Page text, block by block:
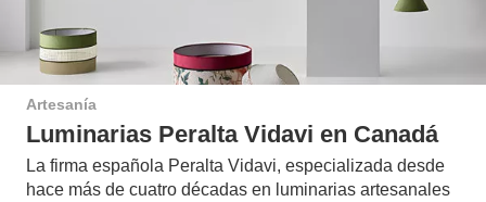
Artesanía
Luminarias Peralta Vidavi en Canadá
La firma española Peralta Vidavi, especializada desde
hace más de cuatro décadas en luminarias artesanales